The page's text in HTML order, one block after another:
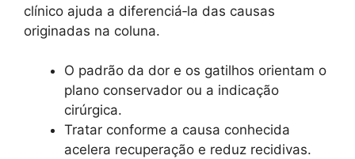
clínico ajuda a diferenciá‑la das causas
originadas na coluna.
O padrão da dor e os gatilhos orientam o
plano conservador ou a indicação
cirúrgica.
Tratar conforme a causa conhecida
acelera recuperação e reduz recidivas.